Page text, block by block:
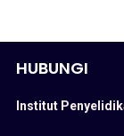
HUBUNGI
Institut